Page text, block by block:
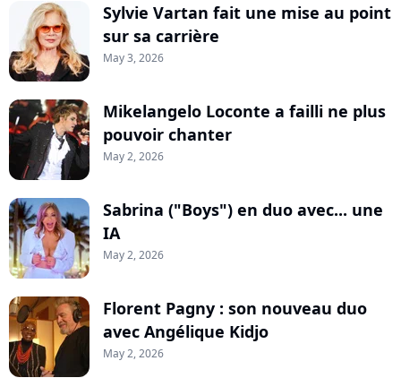
Sylvie Vartan fait une mise au point
sur sa carrière
May 3, 2026
Mikelangelo Loconte a failli ne plus
pouvoir chanter
May 2, 2026
Sabrina ("Boys") en duo avec... une
IA
May 2, 2026
Florent Pagny : son nouveau duo
avec Angélique Kidjo
May 2, 2026